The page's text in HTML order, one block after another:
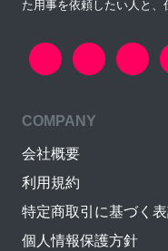
た用事を依頼したい人と、
COMPANY
会社概要
利用規約
特定商取引に基づく
個人情報保護方針